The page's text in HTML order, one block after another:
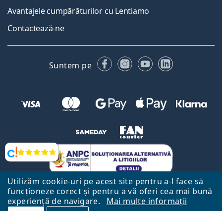
Utilizăm cookie-uri pe acest site pentru a-l face să
funcționeze corect și pentru a vă oferi cea mai bună
experiență de navigare.
Mai multe informații
Opinii
Avantajele cumpărăturilor cu Lentiamo
Contactează-ne
Suntem pe FacebookInstagram
YouTubeLinkedIn